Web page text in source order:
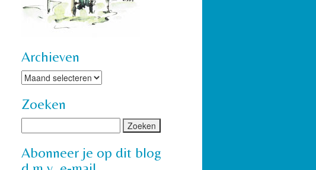
Archieven
Archieven
Zoeken
Abonneer je op dit blog